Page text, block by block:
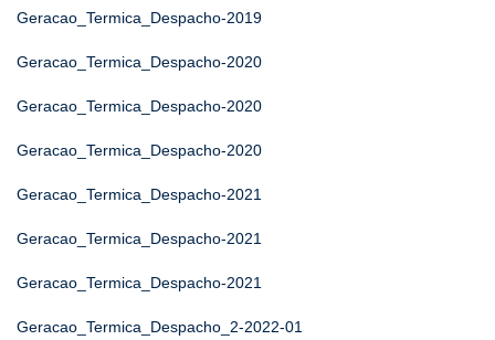
Geracao_Termica_Despacho-2019
Geracao_Termica_Despacho-2020
Geracao_Termica_Despacho-2020
Geracao_Termica_Despacho-2020
Geracao_Termica_Despacho-2021
Geracao_Termica_Despacho-2021
Geracao_Termica_Despacho-2021
Geracao_Termica_Despacho_2-2022-01